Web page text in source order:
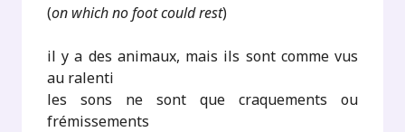
(on which no foot could rest)
il y a des animaux, mais ils sont comme vus
au ralenti
les sons ne sont que craquements ou
frémissements